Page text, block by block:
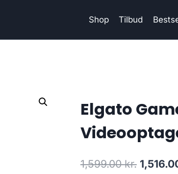
Shop Tilbud
Elgato
1,599.00kr. Original